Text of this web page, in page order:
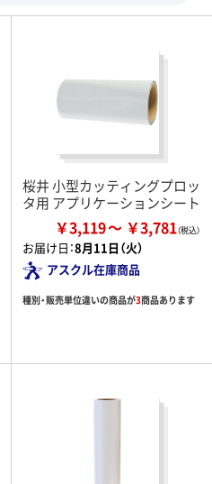
桜井 小型カッティングプロッ
タ用 アプリケーションシート
￥3,119 ￥3,781
お届け日：8月11日（火）
アスクル在庫商品
種別・販売単位違いの商品が3商品あります